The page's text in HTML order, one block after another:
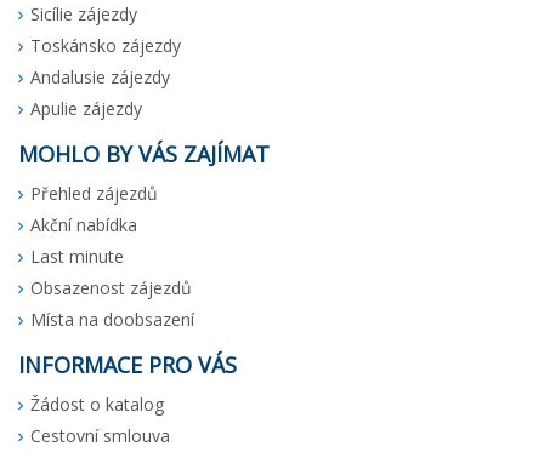
Sicílie zájezdy
Toskánsko zájezdy
Andalusie zájezdy
Apulie zájezdy
MOHLO BY VÁS ZAJÍMAT
Přehled zájezdů
Akční nabídka
Last minute
Obsazenost zájezdů
Místa na doobsazení
INFORMACE PRO VÁS
Žádost o katalog
Cestovní smlouva